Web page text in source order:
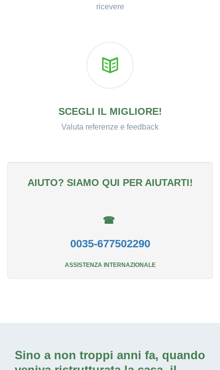
ricevere
SCEGLI IL MIGLIORE!
Valuta referenze e feedback
AIUTO? SIAMO QUI PER AIUTARTI!
☎
0035-677502290
ASSISTENZA INTERNAZIONALE
Sino a non troppi anni fa, quando